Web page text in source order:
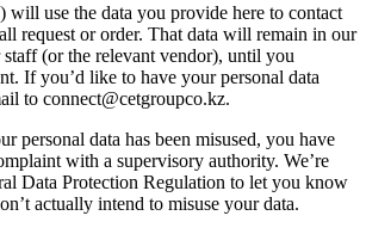
use the data you provide here to contact
request or order. That data will remain in our
(or the relevant vendor), until you
If you’d like to have your personal data
to connect@cetgroupco.kz.
personal data has been misused, you have
with a supervisory authority. We’re
Data Protection Regulation to let you know
actually intend to misuse your data.